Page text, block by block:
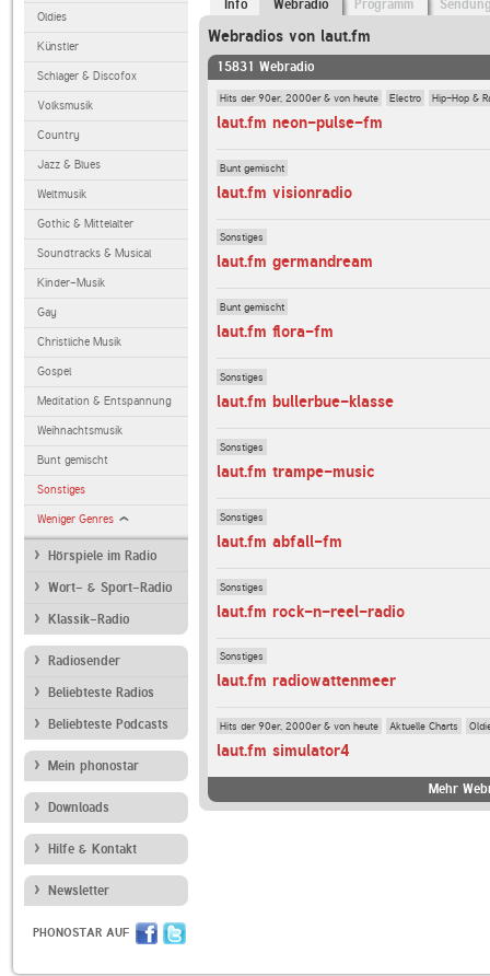
Oldies
Künstler
Schlager & Discofox
Volksmusik
Country
Jazz & Blues
Weltmusik
Gothic & Mittelalter
Soundtracks & Musical
Kinder-Musik
Gay
Christliche Musik
Gospel
Meditation & Entspannung
Weihnachtsmusik
Bunt gemischt
Sonstiges
Weniger Genres
Hörspiele im Radio
Wort- & Sport-Radio
Klassik-Radio
Radiosender
Beliebteste Radios
Beliebteste Podcasts
Mein phonostar
Downloads
Hilfe & Kontakt
Newsletter
PHONOSTAR AUF
Info Webradio Programm
Webradios von laut.fm
15831 Webradio
Hits der 90er, 2000er & von heute Electro Hip-Hop &
laut.fm neon-pulse-fm
Bunt gemischt
laut.fm visionradio
Sonstiges
laut.fm germandream
Bunt gemischt
laut.fm flora-fm
Sonstiges
laut.fm bullerbue-klasse
Sonstiges
laut.fm trampe-music
Sonstiges
laut.fm abfall-fm
Sonstiges
laut.fm rock-n-reel-radio
Sonstiges
laut.fm radiowattenmeer
Hits der 90er, 2000er & von heute Aktuelle Charts
laut.fm simulator4
Mehr